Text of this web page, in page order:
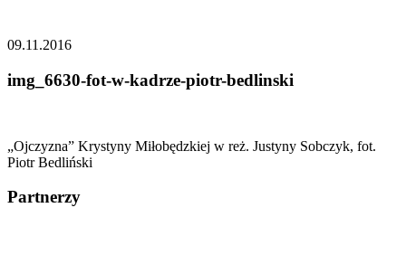
09.11.2016
img_6630-fot-w-kadrze-piotr-bedlinski
„Ojczyzna” Krystyny Miłobędzkiej w reż. Justyny Sobczyk, fot.
Piotr Bedliński
Partnerzy